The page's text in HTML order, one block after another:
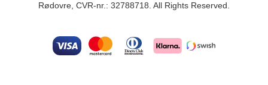
Rødovre, CVR-nr.: 32788718. All Rights Reserved.